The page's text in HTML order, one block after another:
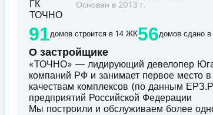
Основан в 2013 г.
91домов строится в 14 ЖК56домов сдано
О застройщике
«ТОЧНО» — лидирующий девелопер Юга
компаний РФ и занимает первое место
качествам комплексов (по данным
предприятий Российской Федерации
Мы построили и обслуживаем более